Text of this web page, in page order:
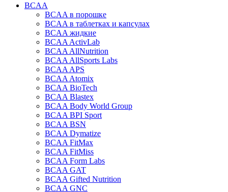
BCAA
BCAA в порошке
BCAA в таблетках и капсулах
BCAA жидкие
BCAA ActivLab
BCAA AllNutrition
BCAA AllSports Labs
BCAA APS
BCAA Atomix
BCAA BioTech
BCAA Blastex
BCAA Body World Group
BCAA BPI Sport
BCAA BSN
BCAA Dymatize
BCAA FitMax
BCAA FitMiss
BCAA Form Labs
BCAA GAT
BCAA Gifted Nutrition
BCAA GNC